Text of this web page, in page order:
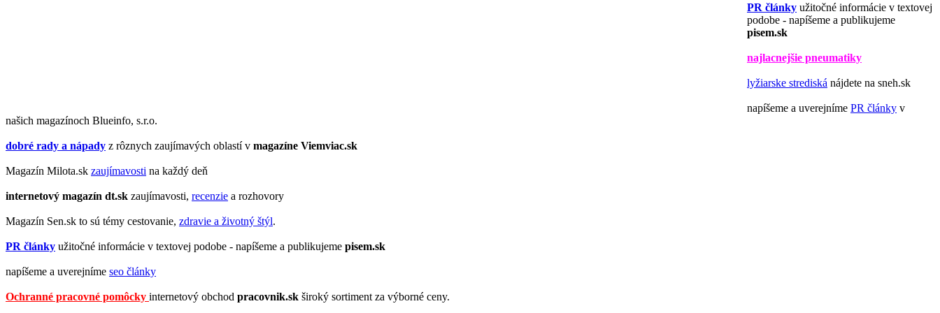
PR články užitočné informácie v textovej
podobe - napíšeme a publikujeme
pisem.sk
najlacnejšie pneumatiky
lyžiarske strediská nájdete na sneh.sk
napíšeme a uverejníme PR články v
našich magazínoch Blueinfo, s.r.o.
dobré rady a nápady z rôznych zaujímavých oblastí v magazíne Viemviac.sk
Magazín Milota.sk zaujímavosti na každý deň
internetový magazín dt.sk zaujímavosti, recenzie a rozhovory
Magazín Sen.sk to sú témy cestovanie, zdravie a životný štýl.
PR články užitočné informácie v textovej podobe - napíšeme a publikujeme pisem.sk
napíšeme a uverejníme seo články
Ochranné pracovné pomôcky internetový obchod pracovnik.sk široký sortiment za výborné ceny.